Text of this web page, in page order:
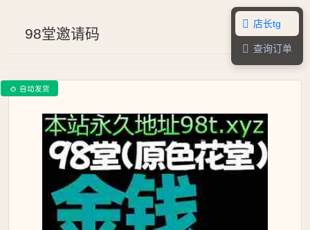
98堂邀请码
 店长tg
 查询订单
 自动发货